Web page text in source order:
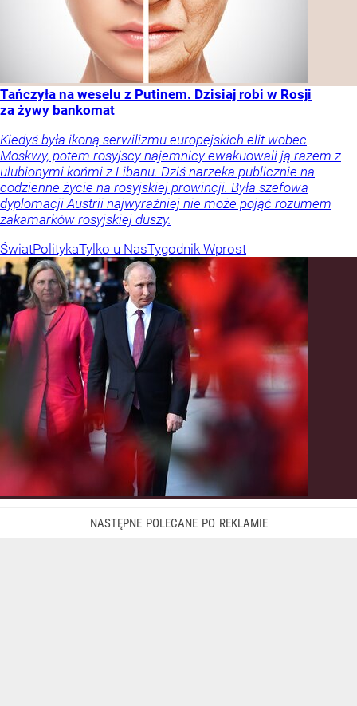
Tańczyła na weselu z Putinem. Dzisiaj robi w Rosji
za żywy bankomat
Kiedyś była ikoną serwilizmu europejskich elit wobec
Moskwy, potem rosyjscy najemnicy ewakuowali ją razem z
ulubionymi końmi z Libanu. Dziś narzeka publicznie na
codzienne życie na rosyjskiej prowincji. Była szefowa
dyplomacji Austrii najwyraźniej nie może pojąć rozumem
zakamarków rosyjskiej duszy.
ŚwiatPolitykaTylko u NasTygodnik Wprost